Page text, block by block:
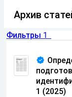
Архив
Фильтры 1
1 (2025)